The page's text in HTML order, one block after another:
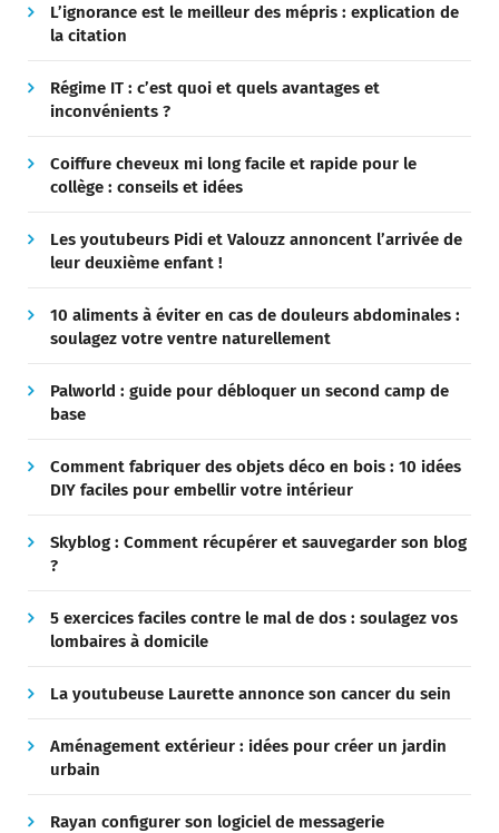
L’ignorance est le meilleur des mépris : explication de
la citation
Régime IT : c’est quoi et quels avantages et
inconvénients ?
Coiffure cheveux mi long facile et rapide pour le
collège : conseils et idées
Les youtubeurs Pidi et Valouzz annoncent l’arrivée de
leur deuxième enfant !
10 aliments à éviter en cas de douleurs abdominales :
soulagez votre ventre naturellement
Palworld : guide pour débloquer un second camp de
base
Comment fabriquer des objets déco en bois : 10 idées
DIY faciles pour embellir votre intérieur
Skyblog : Comment récupérer et sauvegarder son blog
?
5 exercices faciles contre le mal de dos : soulagez vos
lombaires à domicile
La youtubeuse Laurette annonce son cancer du sein
Aménagement extérieur : idées pour créer un jardin
urbain
Rayan configurer son logiciel de messagerie